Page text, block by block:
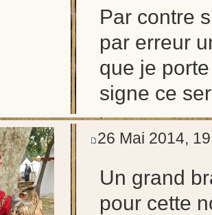
Par contre
par erreur
que je
signe ce
26 Mai 2014,
Un grand
pour cette